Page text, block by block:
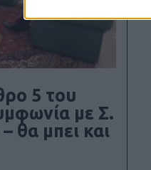
5 του
με Σ.
θα μπει και